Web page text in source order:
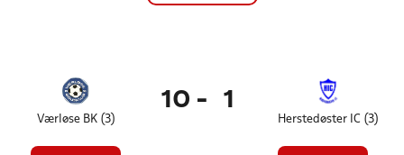
Værløse BK (3)
10 - 1
Herstedøster IC (3)